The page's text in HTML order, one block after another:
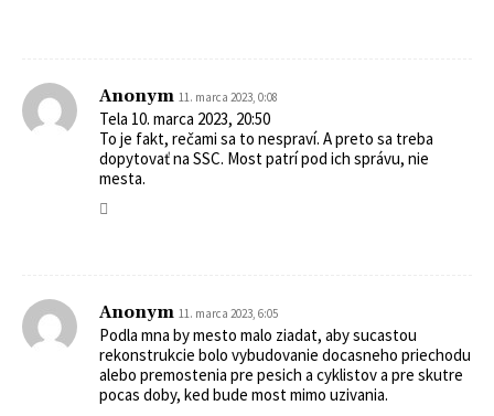
Anonym 11. marca 2023, 0:08
Tela 10. marca 2023, 20:50
To je fakt, rečami sa to nespraví. A preto sa treba
dopytovať na SSC. Most patrí pod ich správu, nie
mesta.
Anonym 11. marca 2023, 6:05
Podla mna by mesto malo ziadat, aby sucastou
rekonstrukcie bolo vybudovanie docasneho priechodu
alebo premostenia pre pesich a cyklistov a pre skutre
pocas doby, ked bude most mimo uzivania.